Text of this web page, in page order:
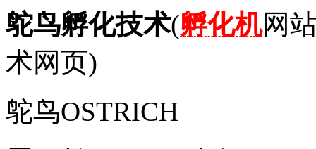
鸵鸟孵化技术(孵化机网
术网页)
鸵鸟OSTRICH